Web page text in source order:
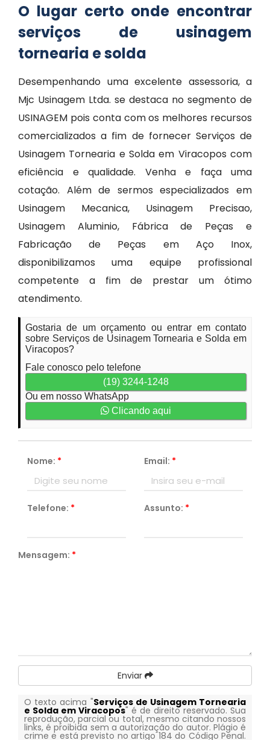
O lugar certo onde encontrar
serviços de usinagem
tornearia e solda
Desempenhando uma excelente assessoria, a
Mjc Usinagem Ltda. se destaca no segmento de
USINAGEM pois conta com os melhores recursos
comercializados a fim de fornecer Serviços de
Usinagem Tornearia e Solda em Viracopos com
eficiência e qualidade. Venha e faça uma
cotação. Além de sermos especializados em
Usinagem Mecanica, Usinagem Precisao,
Usinagem Aluminio, Fábrica de Peças e
Fabricação de Peças em Aço Inox,
disponibilizamos uma equipe profissional
competente a fim de prestar um ótimo
atendimento.
Gostaria de um orçamento ou entrar em contato
sobre Serviços de Usinagem Tornearia e Solda em
Viracopos?
Fale conosco pelo telefone
(19) 3244-1248
Ou em nosso WhatsApp
Clicando aqui
Nome: * Email: *
Telefone: * Assunto: *
Mensagem: *
Enviar
O texto acima "Serviços de Usinagem Tornearia
e Solda em Viracopos" é de direito reservado. Sua
reprodução, parcial ou total, mesmo citando nossos
links, é proibida sem a autorização do autor. Plágio é
crime e está previsto no artigo 184 do Código Penal.